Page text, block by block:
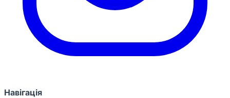
Навігація